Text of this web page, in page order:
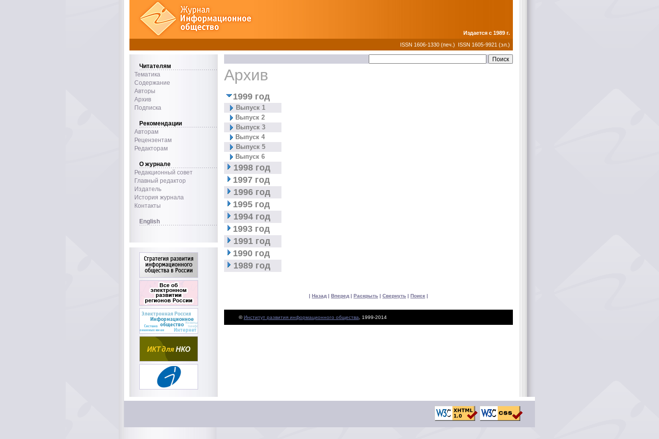
Издается с 1989 г.
ISSN 1606-1330 (печ.) ISSN 1605-9921 (эл.)
Архив
1999 год
Выпуск 1
Выпуск 2
Выпуск 3
Выпуск 4
Выпуск 5
Выпуск 6
1998 год
1997 год
1996 год
1995 год
1994 год
1993 год
1991 год
1990 год
1989 год
| Назад| Вперед| Раскрыть| Свернуть| Поиск|
©Институт развития информационного общества , 1999-2014
Читателям
Тематика
Содержание
Авторы
Архив
Подписка
Рекомендации
Авторам
Рецензентам
Редакторам
О журнале
Редакционный совет
Главный редактор
Издатель
История журнала
Контакты
English